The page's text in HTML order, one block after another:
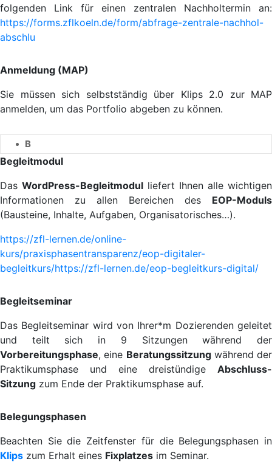
folgenden Link für einen zentralen Nachholtermin an:
https://forms.zflkoeln.de/form/abfrage-zentrale-nachhol-
abschlu
Anmeldung (MAP)
Sie müssen sich selbstständig über Klips 2.0 zur MAP
anmelden, um das Portfolio abgeben zu können.
B
Begleitmodul
Das WordPress-Begleitmodul liefert Ihnen alle wichtigen
Informationen zu allen Bereichen des EOP-Moduls
(Bausteine, Inhalte, Aufgaben, Organisatorisches…).
https://zfl-lernen.de/online-
kurs/praxisphasentransparenz/eop-digitaler-
begleitkurs/https://zfl-lernen.de/eop-begleitkurs-digital/
Begleitseminar
Das Begleitseminar wird von Ihrer*m Dozierenden geleitet
und teilt sich in 9 Sitzungen während der
Vorbereitungsphase, eine Beratungssitzungwährend der
Praktikumsphase und eine dreistündige Abschluss-
Sitzung zum Ende der Praktikumsphase auf.
Belegungsphasen
Beachten Sie die Zeitfenster für die Belegungsphasen in
Klips zum Erhalt eines Fixplatzes im Seminar.